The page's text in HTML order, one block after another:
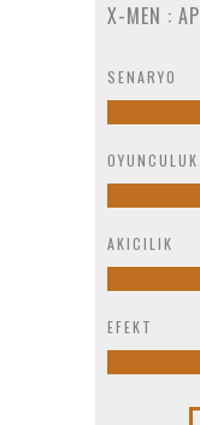
X-MEN :
SENARYO
OYUNCULUK
AKICILIK
EFEKT